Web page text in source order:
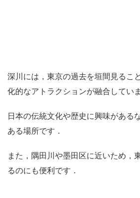
深川には，東京の過去を垣間見るこ
化的なアトラクションが融合してい
日本の伝統文化や歴史に興味がある
ある場所です．
また，隅田川や墨田区に近いため，
るのにも便利です．